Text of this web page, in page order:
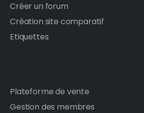
Créer un forum
Création site comparatif
Etiquettes
Plateforme de vente
Gestion des membres